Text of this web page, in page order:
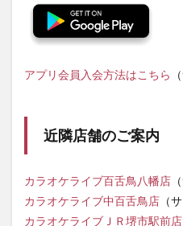
アプリ会員入会方法はこちら
近隣店舗のご案内
カラオケライブ百舌鳥八幡店
カラオケライブ中百舌鳥店 （
カラオケライブＪＲ堺市駅前店